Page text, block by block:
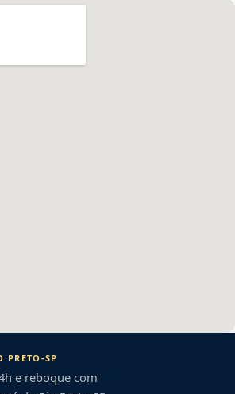
PRETO-SP
e reboque com